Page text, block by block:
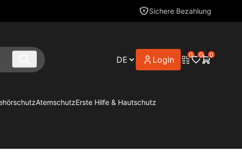
Sichere Bezahlung
Login 0 0 0
AtemschutzErste Hilfe & Hautschutz